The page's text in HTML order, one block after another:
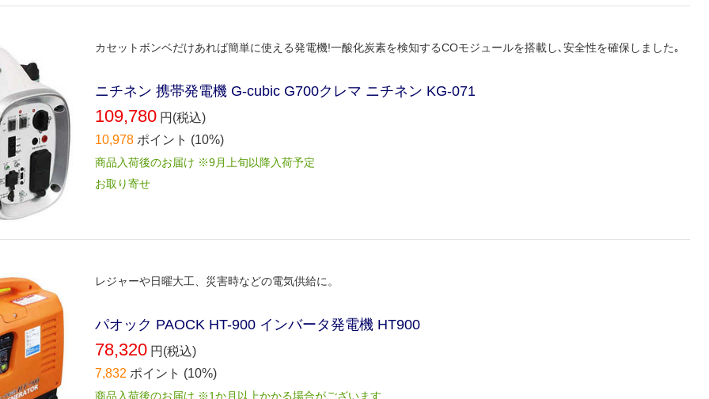
カセットボンベだけあれば簡単に使える発電機!一酸化炭素を検知するCOモジュールを搭載し､安全性を確保しました｡
ニチネン 携帯発電機 G-cubic G700クレマ ニチネン KG-071
109,780 円(税込)
10,978 ポイント (10%)
商品入荷後のお届け ※9月上旬以降入荷予定
お取り寄せ
レジャーや日曜大工、災害時などの電気供給に。
パオック PAOCK HT-900 インバータ発電機 HT900
78,320 円(税込)
7,832 ポイント (10%)
商品入荷後のお届け ※1か月以上かかる場合がございます